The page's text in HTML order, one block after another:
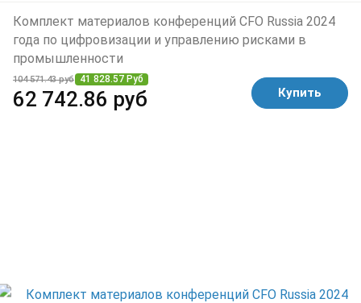
Комплект материалов конференций CFO Russia 2024
года по цифровизации и управлению рисками в
промышленности
104 571.43 руб 41 828.57 Руб
62 742.86 руб Купить